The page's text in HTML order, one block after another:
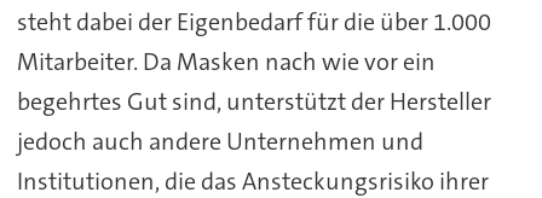
steht dabei der Eigenbedarf für die über 1.000
Mitarbeiter. Da Masken nach wie vor ein
begehrtes Gut sind, unterstützt der Hersteller
jedoch auch andere Unternehmen und
Institutionen, die das Ansteckungsrisiko ihrer